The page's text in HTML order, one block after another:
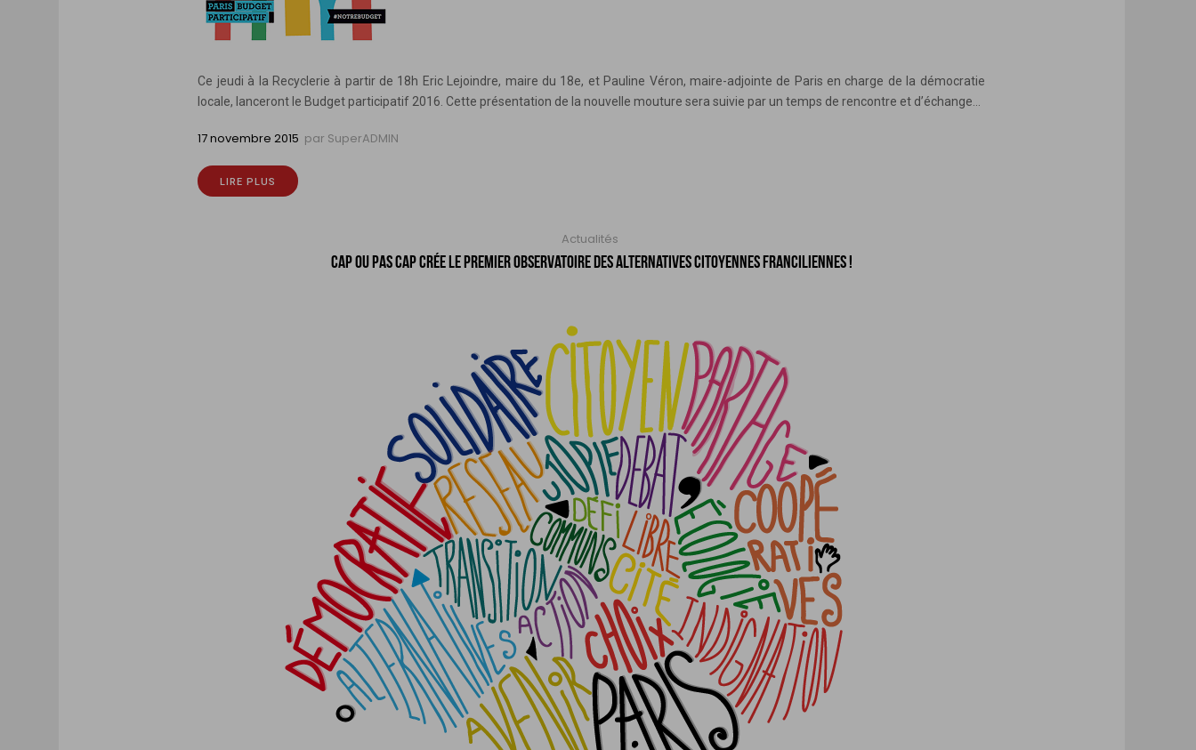
Ce jeudi à la Recyclerie à partir de 18h Eric Lejoindre, maire du 18e, et Pauline Véron, maire-adjointe de Paris en charge de la démocratie
locale, lanceront le Budget participatif 2016. Cette présentation de la nouvelle mouture sera suivie par un temps de rencontre et d’échange...
17 novembre 2015 par SuperADMIN
LIRE PLUS
Actualités
CAP OU PAS CAP CRÉE LE PREMIER OBSERVATOIRE DES ALTERNATIVES CITOYENNES FRANCILIENNES !